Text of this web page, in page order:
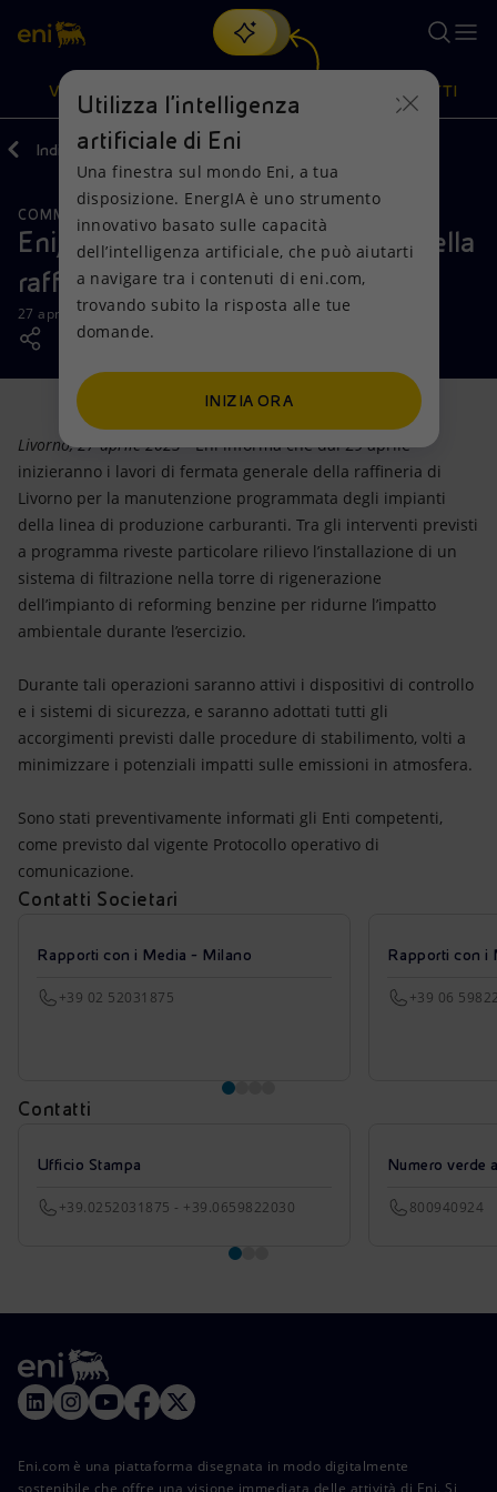
Cerca
scopri EnergIA, la nostra nuova soluzione di intelligenza
artificiale.
VISIONE
Visione
Mission e valori
Persone e Partnership
Net Zero
Modello satellitare
Energia accessibile
Innovazione
Scenari energetici
Azioni
Diversificazione energetica
Tecnologie per la transizione
Collaborazioni per l'innovazione
Attività nel mondo
PRODOTTI
Prodotti
Casa
Imprese
Mobilità
Indietro Media News
COMMENTI E PRECISAZIONI
Eni, manutenzione programmata della
raffineria di Livorno
27 aprile 2023 - 16:05 CEST
Livorno, 27 aprile 2023- Eni informa che dal 29 aprile
inizieranno i lavori di fermata generale della raffineria di
Livorno per la manutenzione programmata degli impianti
della linea di produzione carburanti. Tra gli interventi previsti
a programma riveste particolare rilievo l’installazione di un
sistema di filtrazione nella torre di rigenerazione
dell’impianto di reforming benzine per ridurne l’impatto
ambientale durante l’esercizio.
Durante tali operazioni saranno attivi i dispositivi di controllo
e i sistemi di sicurezza, e saranno adottati tutti gli
accorgimenti previsti dalle procedure di stabilimento, volti a
minimizzare i potenziali impatti sulle emissioni in atmosfera.
Sono stati preventivamente informati gli Enti competenti,
come previsto dal vigente Protocollo operativo di
comunicazione.
Contatti Societari
Rapporti con i Media - Milano
+39 02 52031875
Rapporti con i
+39 06
Contatti
Ufficio Stampa
+39.0252031875 - +39.0659822030
Numero verde
800940924
Eni.com è una piattaforma disegnata in modo digitalmente
sostenibile che offre una visione immediata delle attività di Eni. Si
Utilizza l'intelligenza
artificiale di Eni
Una finestra sul mondo Eni, a tua
disposizione. EnergIA è uno strumento
innovativo basato sulle capacità
dell’intelligenza artificiale, che può aiutarti
a navigare tra i contenuti di eni.com,
trovando subito la risposta alle tue
domande.
INIZIA ORA